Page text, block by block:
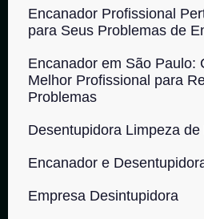
Encanador Profissional
para Seus Problemas de
Encanador em São Paulo:
Melhor Profissional para
Problemas
Desentupidora Limpeza de
Encanador e
Empresa Desintupidora